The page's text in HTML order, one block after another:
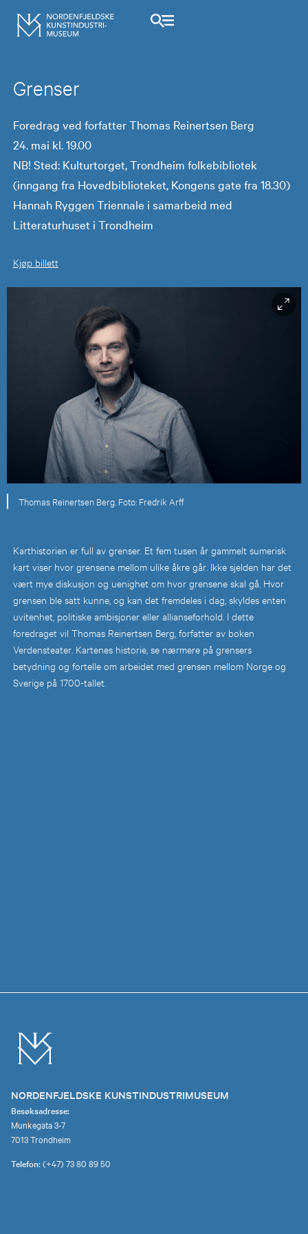
Grenser
Foredrag ved forfatter Thomas Reinertsen Berg
24. mai kl. 19.00
NB! Sted: Kulturtorget, Trondheim folkebibliotek
(inngang fra Hovedbiblioteket, Kongens gate fra 18.30)
Hannah Ryggen Triennale i samarbeid med
Litteraturhuset i Trondheim
Kjøp billett
Thomas Reinertsen Berg. Foto: Fredrik Arff
Karthistorien er full av grenser. Et fem tusen år gammelt sumerisk
kart viser hvor grensene mellom ulike åkre går. Ikke sjelden har det
vært mye diskusjon og uenighet om hvor grensene skal gå. Hvor
grensen ble satt kunne, og kan det fremdeles i dag, skyldes enten
uvitenhet, politiske ambisjoner eller allianseforhold. I dette
foredraget vil Thomas Reinertsen Berg, forfatter av boken
Verdensteater. Kartenes historie, se nærmere på grensers
betydning og fortelle om arbeidet med grensen mellom Norge og
Sverige på 1700-tallet.
NORDENFJELDSKE KUNSTINDUSTRIMUSEUM
Besøksadresse:
Munkegata 3-7
7013 Trondheim
Telefon:(+47) 73 80 89 50